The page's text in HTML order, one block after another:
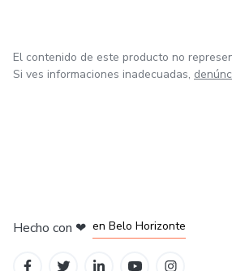
El contenido de este producto no
Si ves informaciones inadecuadas,
Hecho con ❤ en Belo Horizonte